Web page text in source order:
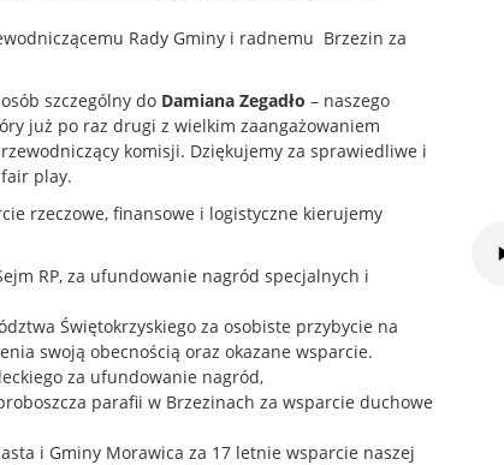
Rady Gminy i radnemu Brzezin za
szczególny do Damiana Zegadło – naszego
już po raz drugi z wielkim zaangażowaniem
komisji. Dziękujemy za sprawiedliwe i
play.
rzeczowe, finansowe i logistyczne kierujemy
RP, za ufundowanie nagród specjalnych i
Świętokrzyskiego za osobiste przybycie na
swoją obecnością oraz okazane wsparcie.
za ufundowanie nagród,
parafii w Brzezinach za wsparcie duchowe
i Gminy Morawica za 17 letnie wsparcie naszej